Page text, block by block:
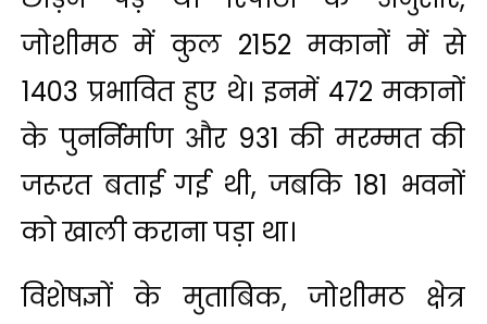
जोशीमठ में कुल 2152 मकानों में से
1403 प्रभावित हुए थे। इनमें 472 मकानों
के पुनर्निर्माण और 931 की मरम्मत की
जरूरत बताई गई थी, जबकि 181 भवनों
को खाली कराना पड़ा था।
विशेषज्ञों के मुताबिक, जोशीमठ क्षेत्र